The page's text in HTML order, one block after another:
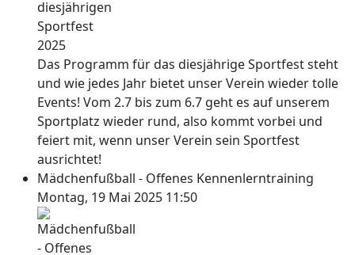
Das Programm für das diesjährige Sportfest steht
und wie jedes Jahr bietet unser Verein wieder tolle
Events! Vom 2.7 bis zum 6.7 geht es auf unserem
Sportplatz wieder rund, also kommt vorbei und
feiert mit, wenn unser Verein sein Sportfest
ausrichtet!
Mädchenfußball - Offenes Kennenlerntraining
Montag, 19 Mai 2025 11:50